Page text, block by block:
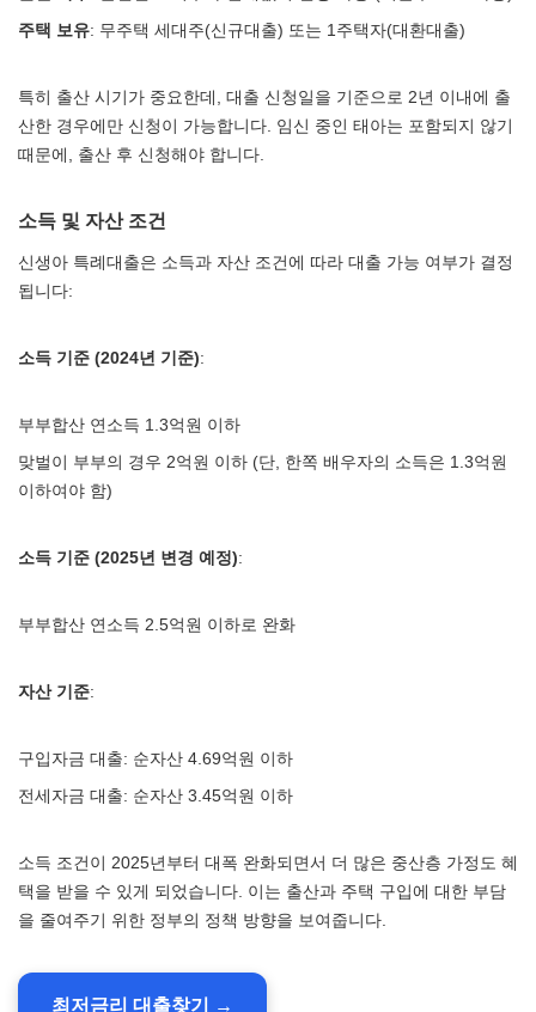
주택 보유: 무주택 세대주(신규대출) 또는 1주택자(대환대출)
특히 출산 시기가 중요한데, 대출 신청일을 기준으로 2년 이내에 출
산한 경우에만 신청이 가능합니다. 임신 중인 태아는 포함되지 않기
때문에, 출산 후 신청해야 합니다.
소득 및 자산 조건
신생아 특례대출은 소득과 자산 조건에 따라 대출 가능 여부가 결정
됩니다:
소득 기준 (2024년 기준):
부부합산 연소득 1.3억원 이하
맞벌이 부부의 경우 2억원 이하 (단, 한쪽 배우자의 소득은 1.3억원
이하여야 함)
소득 기준 (2025년 변경 예정):
부부합산 연소득 2.5억원 이하로 완화
자산 기준:
구입자금 대출: 순자산 4.69억원 이하
전세자금 대출: 순자산 3.45억원 이하
소득 조건이 2025년부터 대폭 완화되면서 더 많은 중산층 가정도 혜
택을 받을 수 있게 되었습니다. 이는 출산과 주택 구입에 대한 부담
을 줄여주기 위한 정부의 정책 방향을 보여줍니다.
최저금리 대출찾기 →